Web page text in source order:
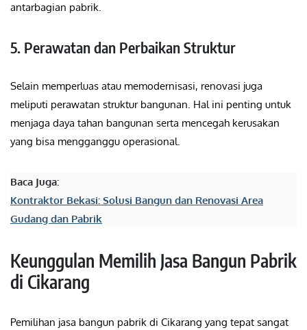
antarbagian pabrik.
5. Perawatan dan Perbaikan Struktur
Selain memperluas atau memodernisasi, renovasi juga
meliputi perawatan struktur bangunan. Hal ini penting untuk
menjaga daya tahan bangunan serta mencegah kerusakan
yang bisa mengganggu operasional.
Baca Juga:
Kontraktor Bekasi: Solusi Bangun dan Renovasi Area
Gudang dan Pabrik
Keunggulan Memilih Jasa Bangun Pabrik
di Cikarang
Pemilihan jasa bangun pabrik di Cikarang yang tepat sangat